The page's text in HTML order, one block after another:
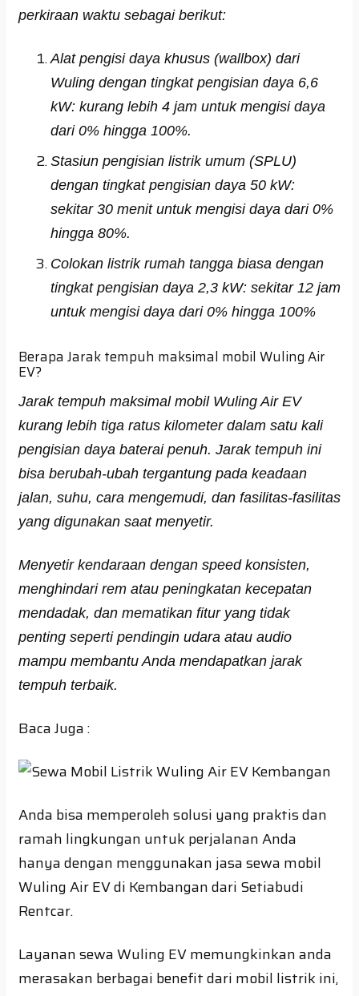
perkiraan waktu sebagai berikut:
Alat pengisi daya khusus (wallbox) dari
Wuling dengan tingkat pengisian daya 6,6
kW: kurang lebih 4 jam untuk mengisi daya
dari 0% hingga 100%.
Stasiun pengisian listrik umum (SPLU)
dengan tingkat pengisian daya 50 kW:
sekitar 30 menit untuk mengisi daya dari 0%
hingga 80%.
Colokan listrik rumah tangga biasa dengan
tingkat pengisian daya 2,3 kW: sekitar 12 jam
untuk mengisi daya dari 0% hingga 100%
Berapa Jarak tempuh maksimal mobil Wuling Air
EV?
Jarak tempuh maksimal mobil Wuling Air EV
kurang lebih tiga ratus kilometer dalam satu kali
pengisian daya baterai penuh. Jarak tempuh ini
bisa berubah-ubah tergantung pada keadaan
jalan, suhu, cara mengemudi, dan fasilitas-fasilitas
yang digunakan saat menyetir.
Menyetir kendaraan dengan speed konsisten,
menghindari rem atau peningkatan kecepatan
mendadak, dan mematikan fitur yang tidak
penting seperti pendingin udara atau audio
mampu membantu Anda mendapatkan jarak
tempuh terbaik.
Baca Juga :
Anda bisa memperoleh solusi yang praktis dan
ramah lingkungan untuk perjalanan Anda
hanya dengan menggunakan jasa sewa mobil
Wuling Air EV di Kembangan dari Setiabudi
Rentcar.
Layanan sewa Wuling EV memungkinkan anda
merasakan berbagai benefit dari mobil listrik ini,